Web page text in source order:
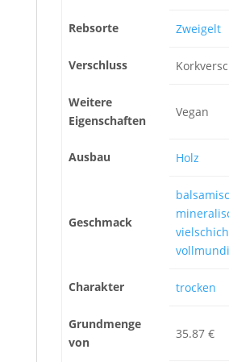
Rebsorte Zweigelt
Verschluss
Weitere
Eigenschaften
Vegan
Ausbau Holz
Geschmack
Charakter trocken
Grundmenge
von
35.87 €